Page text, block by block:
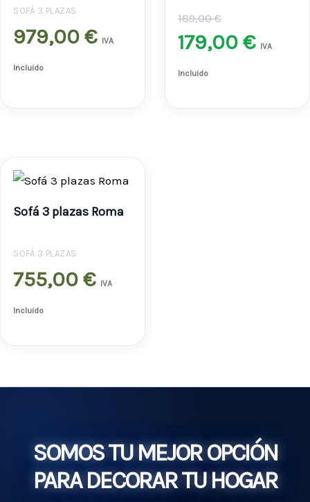
SOFÁ 3 PLAZAS
979,00€ IVA
Incluido
189,00€
179,00€ IVA
Incluido
Sofá 3 plazas Roma
SOFÁ 3 PLAZAS
755,00€ IVA
Incluido
SOMOS TU MEJOR OPCIÓN
PARA DECORAR TU HOGAR